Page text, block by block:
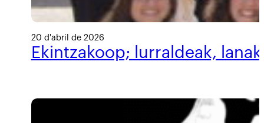
20 d'abril de 2026
Ekintzakoop; lurraldeak,